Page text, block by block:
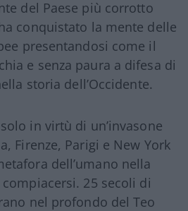
del Paese più corrotto
conquistato la mente delle
presentandosi come il
e senza paura a difesa di
storia dell’Occidente.
in virtù di un’invasone
Firenze, Parigi e New York
dell’umano nella
25 secoli di
nel profondo del Teo